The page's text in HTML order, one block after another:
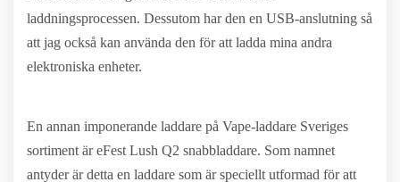
laddningsprocessen. Dessutom har den en USB-anslutning så
att jag också kan använda den för att ladda mina andra
elektroniska enheter.
En annan imponerande laddare på Vape-laddare Sveriges
sortiment är eFest Lush Q2 snabbladdare. Som namnet
antyder är detta en laddare som är speciellt utformad för att